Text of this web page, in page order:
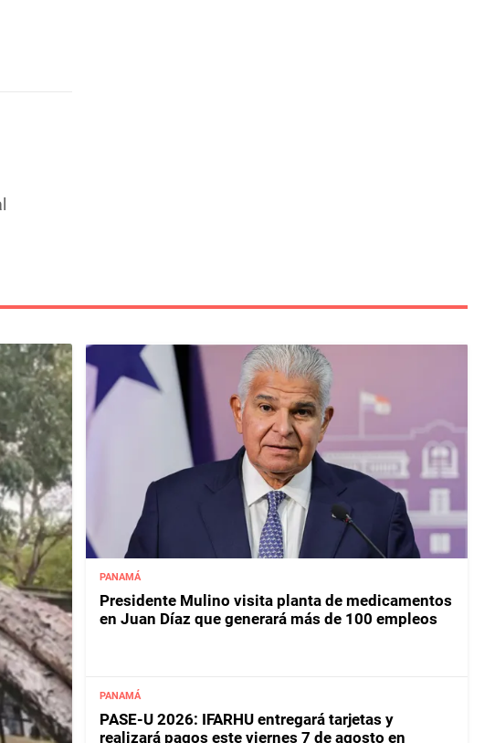
PANAMÁ
Presidente Mulino visita planta de medicamentos
en Juan Díaz que generará más de 100 empleos
PANAMÁ
PASE-U 2026: IFARHU entregará tarjetas y
realizará pagos este viernes 7 de agosto en